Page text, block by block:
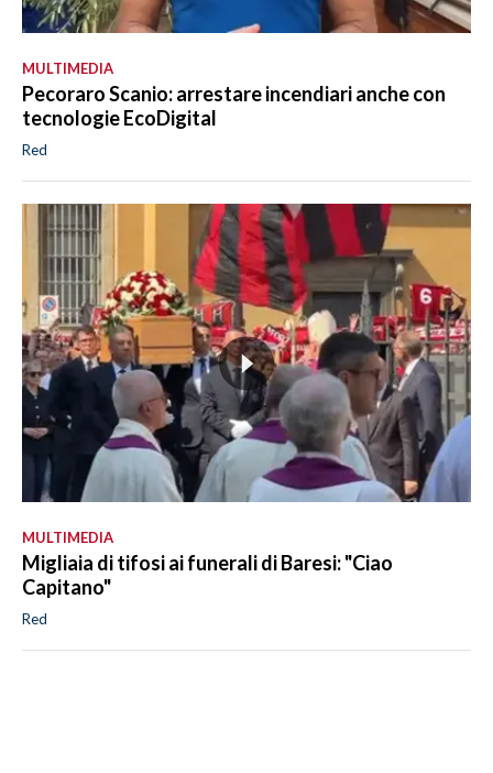
MULTIMEDIA
Pecoraro Scanio: arrestare incendiari anche con
tecnologie EcoDigital
Red
MULTIMEDIA
Migliaia di tifosi ai funerali di Baresi: "Ciao
Capitano"
Red